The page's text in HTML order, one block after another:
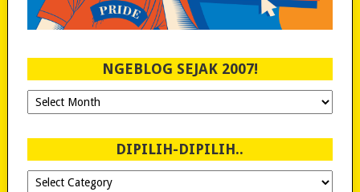
NGEBLOG SEJAK 2007!
Ngeblog
Sejak
DIPILIH-DIPILIH..
Dipilih-